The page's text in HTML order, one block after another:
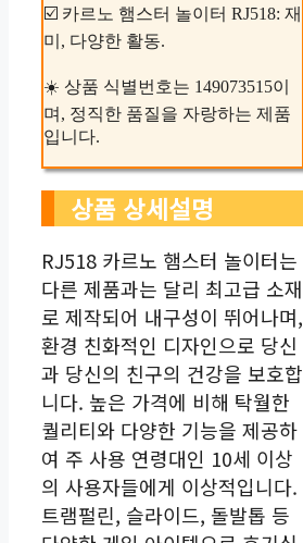
☑️ 카르노 햄스터 놀이터 RJ518: 재
미, 다양한 활동.
☀️ 상품 식별번호는 149073515이
며, 정직한 품질을 자랑하는 제품
입니다.
상품 상세설명
RJ518 카르노 햄스터 놀이터는
다른 제품과는 달리 최고급 소재
로 제작되어 내구성이 뛰어나며,
환경 친화적인 디자인으로 당신
과 당신의 친구의 건강을 보호합
니다. 높은 가격에 비해 탁월한
퀄리티와 다양한 기능을 제공하
여 주 사용 연령대인 10세 이상
의 사용자들에게 이상적입니다.
트램펄린, 슬라이드, 돌발톱 등